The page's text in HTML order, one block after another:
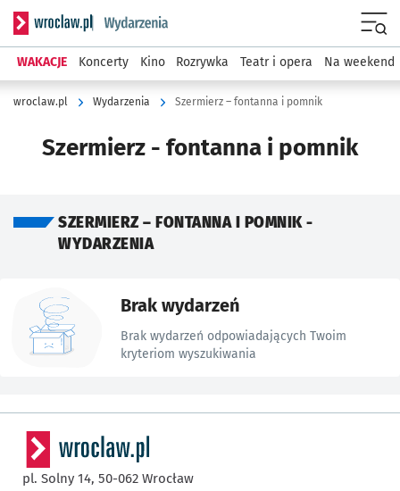
Serwis informacyjny wroclaw.pl podserwis: Wydarzenia
WAKACJE Koncerty Kino Rozrywka Teatr i opera Na weekend
wroclaw.pl Wydarzenia Szermierz – fontanna i pomnik
Szermierz - fontanna i pomnik
SZERMIERZ – FONTANNA I POMNIK -
WYDARZENIA
Brak wydarzeń
Brak wydarzeń odpowiadających Twoim
kryteriom wyszukiwania
pl. Solny 14, 50-062 Wrocław